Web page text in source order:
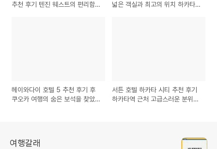
추천 후기 텐진 웨스트의 편리함
넓은 객실과 최고의 위치 하카타
헤이와다이 호텔 5 추천 후기 후
쿠오카 여행의 숨은 보석을 찾았
서튼 호텔 하카타 시티 추천 후기
하카타역 근처 고급스러운 분위기
여행갈래